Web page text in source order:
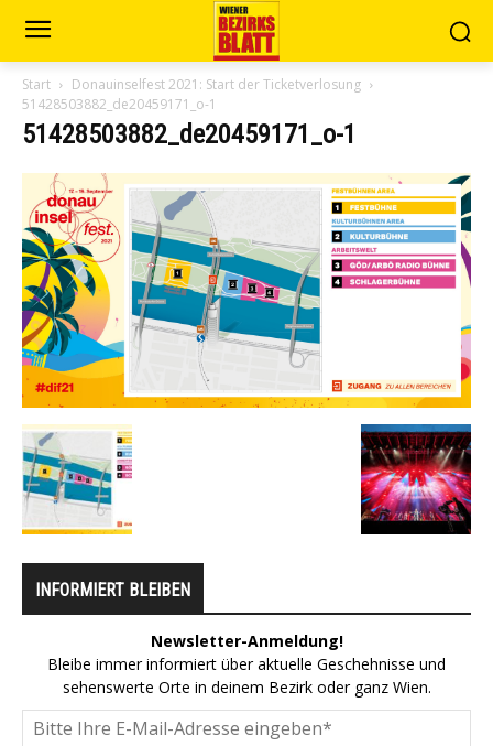
Start
Donauinselfest 2021: Start der Ticketverlosung
51428503882_de20459171_o-1
51428503882_de20459171_o-1
INFORMIERT BLEIBEN
Newsletter-Anmeldung!
Bleibe immer informiert über aktuelle Geschehnisse und
sehenswerte Orte in deinem Bezirk oder ganz Wien.